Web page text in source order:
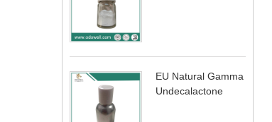
EU Natural Gamma
Undecalactone